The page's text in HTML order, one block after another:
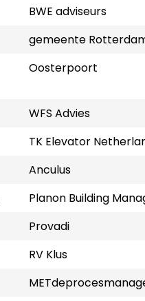
BWE adviseurs
gemeente
Oosterpoort
WFS Advies
TK Elevator
Anculus
Planon Building
Provadi
RV Klus